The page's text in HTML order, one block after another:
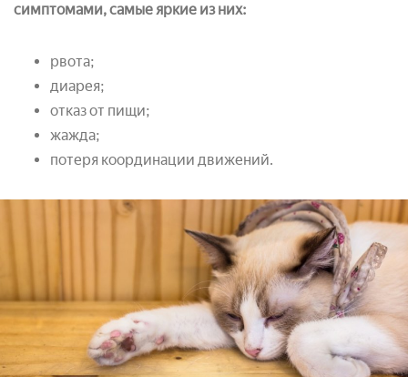
симптомами, самые яркие из них:
рвота;
диарея;
отказ от пищи;
жажда;
потеря координации движений.